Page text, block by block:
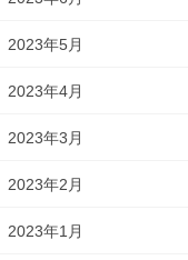
2023年5月
2023年4月
2023年3月
2023年2月
2023年1月